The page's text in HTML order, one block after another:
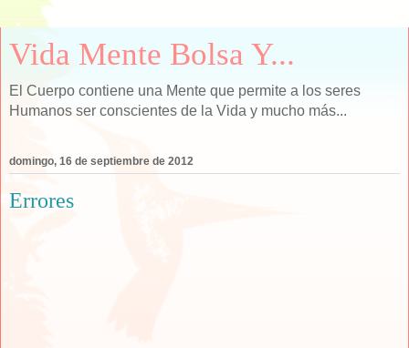
Vida Mente Bolsa Y...
El Cuerpo contiene una Mente que permite a los seres
Humanos ser conscientes de la Vida y mucho más...
domingo, 16 de septiembre de 2012
Errores